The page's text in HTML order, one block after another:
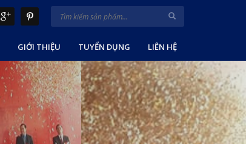
GIỚI THIỆU TUYỂN DỤNG LIÊN HỆ